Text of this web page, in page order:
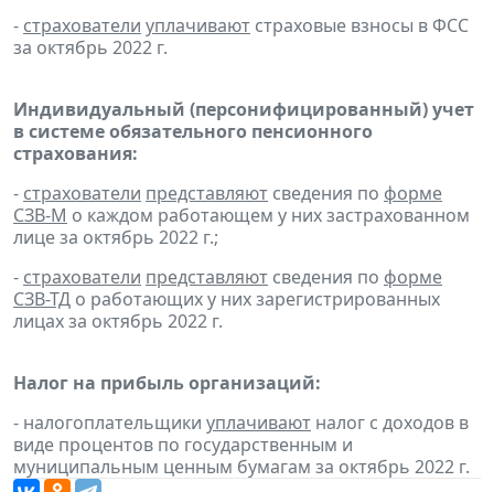
- страхователи уплачивают страховые взносы в ФСС
за октябрь 2022 г.
Индивидуальный (персонифицированный) учет
в системе обязательного пенсионного
страхования:
- страхователи представляют сведения по форме
СЗВ-М о каждом работающем у них застрахованном
лице за октябрь 2022 г.;
- страхователи представляют сведения по форме
СЗВ-ТД о работающих у них зарегистрированных
лицах за октябрь 2022 г.
Налог на прибыль организаций:
- налогоплательщики уплачивают налог с доходов в
виде процентов по государственным и
муниципальным ценным бумагам за октябрь 2022 г.